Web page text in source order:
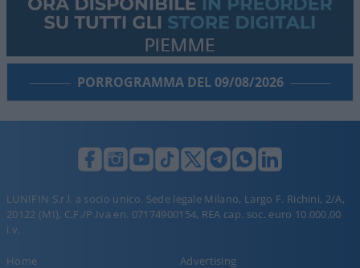
PORROGRAMMA DEL 09/08/2026
LUNIFIN S.r.l. a socio unico. Sede legale Milano, Largo F. Richini, 2/A,
20122 (MI), C.F./P.Iva en. 07174900154, REA cap. soc. euro 10.000,00
i.v.
Home Advertising